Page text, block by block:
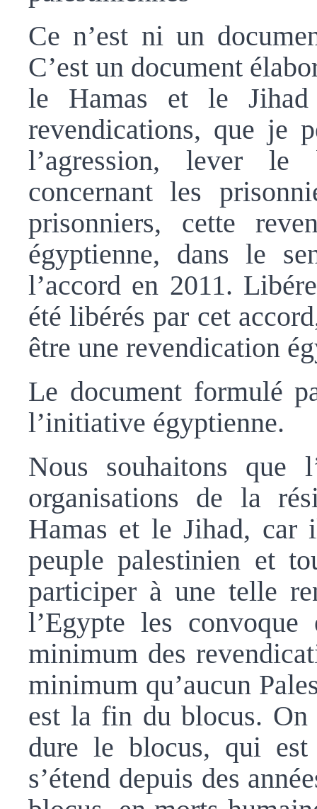
Ce n’est ni un
C’est un document
le Hamas et le
revendications, que je
l’agression, lever le
concernant les
prisonniers, cette
égyptienne, dans le
l’accord en 2011.
été libérés par cet
être une revendication
Le document formulé
l’initiative égyptienne.
Nous souhaitons que
organisations de la
Hamas et le Jihad, car
peuple palestinien et
participer à une telle
l’Egypte les
minimum des
minimum qu’aucun
est la fin du blocus. On
dure le blocus, qui
s’étend depuis des